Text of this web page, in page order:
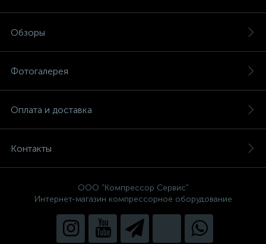
Обзоры
Фотогалерея
Оплата и доставка
Контакты
ООО "Компрессор Сервис"
Интернет-магазин компрессорное оборудование